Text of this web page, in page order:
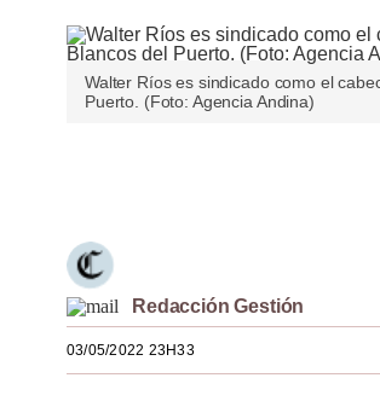
Walter Ríos es sindicado como el
Puerto. (Foto: Agencia Andina)
Redacción Gestión
03/05/2022 23H33